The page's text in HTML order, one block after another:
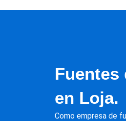
Fuentes
en Loja.
Como empresa de